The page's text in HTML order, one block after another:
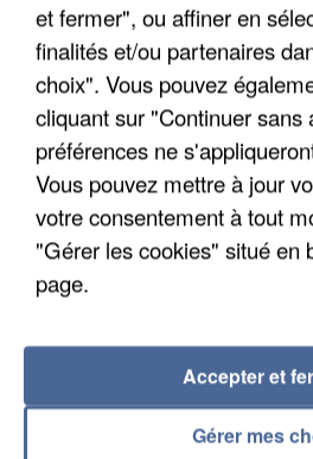
L’UN DES FONDATEURS
MAFIA INTERPELLÉ EN
et fermer", ou affiner en
finalités et/ou partenaires
choix". Vous pouvez
cliquant sur "Continuer sans
préférences ne
Vous pouvez mettre à jour
votre consentement à tout
"Gérer les cookies" situé en
page.
Gérer mes
Accepter et